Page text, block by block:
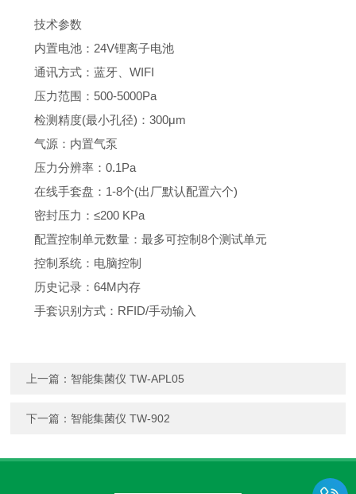
技术参数
内置电池：24V锂离子电池
通讯方式：蓝牙、WIFI
压力范围：500-5000Pa
检测精度(最小孔径)：300μm
气源：内置气泵
压力分辨率：0.1Pa
在线手套盘：1-8个(出厂默认配置六个)
密封压力：≤200 KPa
配置控制单元数量：最多可控制8个测试单元
控制系统：电脑控制
历史记录：64M内存
手套识别方式：RFID/手动输入
上一篇： 智能集菌仪 TW-APL05
下一篇： 智能集菌仪 TW-902